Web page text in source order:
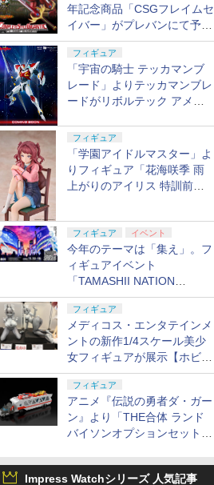
年記念商品「CSGフレイムセ
イバー」がプレバンにて予約
開始
フィギュア
「宇宙の騎士 テッカマンブ
レード」よりテッカマンブレ
ードがリボルテック アメイ
定
フィギュア
「学園アイドルマスター」よ
りフィギュア「花海咲季 雨
上がりのアイリス 特訓前
フィギュア イベント
今年のテーマは「集え」。フ
ィギュアイベント
「TAMASHII NATION
2026」が11月13日より開催
決定
フィギュア
メディコス・エンタテインメ
ントの新作1/4スケール美少
女フィギュアが展示【ホビー
メーカー合同展示会】
フィギュア
アニメ『伝説の勇者ダ・ガー
ン』より「THE合体 ランド
バイソンオプションセット」
Impress Watchシリーズ 人気記事